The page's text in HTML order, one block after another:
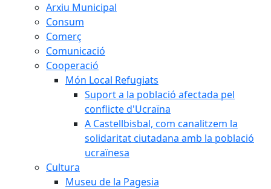
Arxiu Municipal
Consum
Comerç
Comunicació
Cooperació
Món Local Refugiats
Suport a la població afectada pel
conflicte d'Ucraïna
A Castellbisbal, com canalitzem la
solidaritat ciutadana amb la població
ucraïnesa
Cultura
Museu de la Pagesia